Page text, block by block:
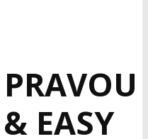
EASY